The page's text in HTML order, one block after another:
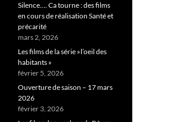
Silence…. Ca tourne : des films
en cours de réalisation Santé et
précarité
mars 2, 2026
Les films de la série »l’oeil des
habitants »
février 5, 2026
Ouverture de saison – 17 mars
2026
février 3, 2026